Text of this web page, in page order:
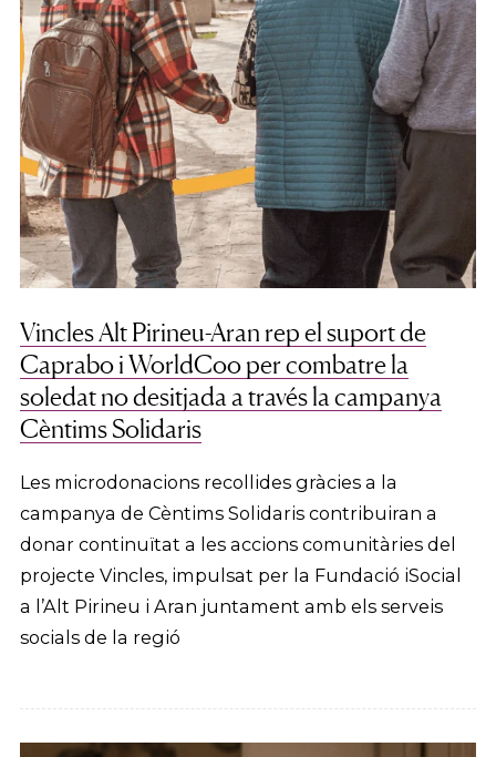
Vincles Alt Pirineu-Aran rep el suport de
Caprabo i WorldCoo per combatre la
soledat no desitjada a través la campanya
Cèntims Solidaris
Les microdonacions recollides gràcies a la
campanya de Cèntims Solidaris contribuiran a
donar continuïtat a les accions comunitàries del
projecte Vincles, impulsat per la Fundació iSocial
a l’Alt Pirineu i Aran juntament amb els serveis
socials de la regió